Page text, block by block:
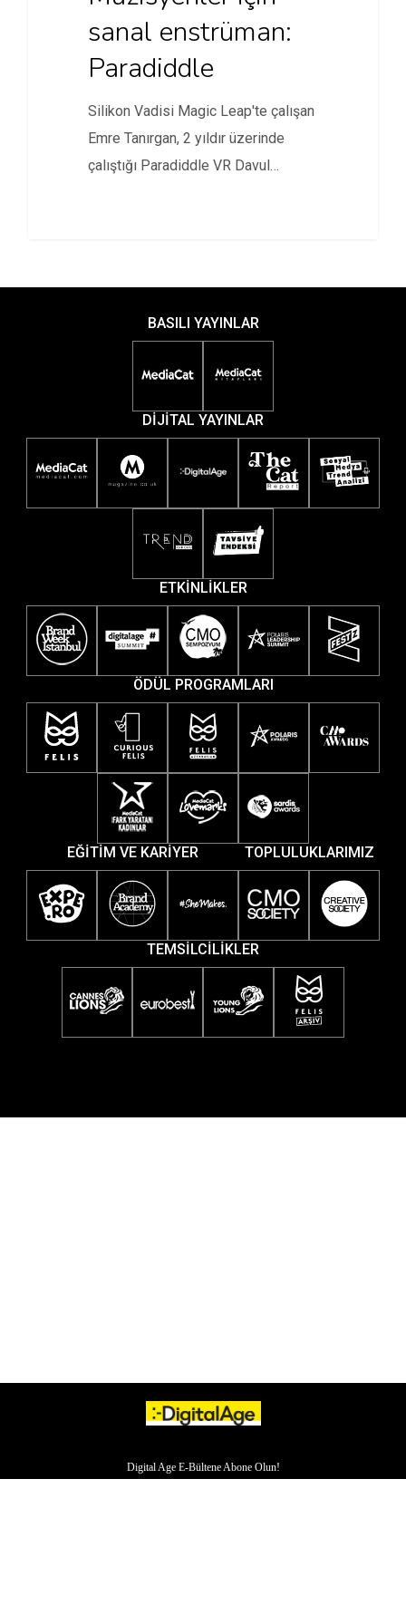
sanal enstrüman:
Paradiddle
Silikon Vadisi Magic Leap'te çalışan
Emre Tanırgan, 2 yıldır üzerinde
çalıştığı Paradiddle VR Davul
BASILI YAYINLAR
DİJİTAL YAYINLAR
ETKİNLİKLER
ÖDÜL PROGRAMLARI
EĞİTİM VE KARİYER TOPLULUKLARIMIZ
TEMSİLCİLİKLER
Digital Age E-Bültene Abone Olun!